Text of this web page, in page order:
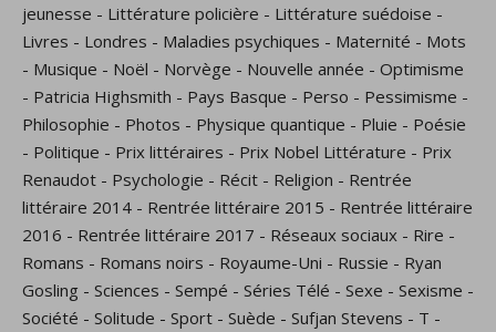
jeunesse - Littérature policière - Littérature suédoise -
Livres - Londres - Maladies psychiques - Maternité - Mots
- Musique - Noël - Norvège - Nouvelle année - Optimisme
- Patricia Highsmith - Pays Basque - Perso - Pessimisme -
Philosophie - Photos - Physique quantique - Pluie - Poésie
- Politique - Prix littéraires - Prix Nobel Littérature - Prix
Renaudot - Psychologie - Récit - Religion - Rentrée
littéraire 2014 - Rentrée littéraire 2015 - Rentrée littéraire
2016 - Rentrée littéraire 2017 - Réseaux sociaux - Rire -
Romans - Romans noirs - Royaume-Uni - Russie - Ryan
Gosling - Sciences - Sempé - Séries Télé - Sexe - Sexisme -
Société - Solitude - Sport - Suède - Sufjan Stevens - T -